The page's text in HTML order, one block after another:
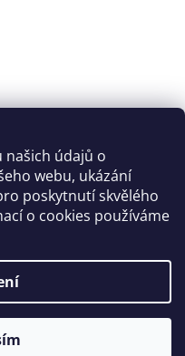
našich údajů o
webu, ukázání
poskytnutí skvělého
o cookies používáme
. Všechna práva